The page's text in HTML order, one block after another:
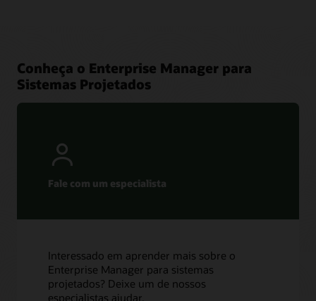
Conheça o Enterprise Manager para
Sistemas Projetados
Fale com um especialista
Interessado em aprender mais sobre o
Enterprise Manager para sistemas
projetados? Deixe um de nossos
especialistas ajudar.